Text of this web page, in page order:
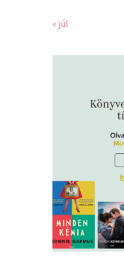
« júl